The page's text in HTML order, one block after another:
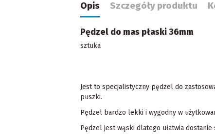
Opis Szczegóły produktu
Pędzel do mas płaski 36mm
sztuka
Jest to specjalistyczny pędzel do
puszki.
Pędzel bardzo lekki i wygodny w
Pędzel jest wąski dlatego ułatwia